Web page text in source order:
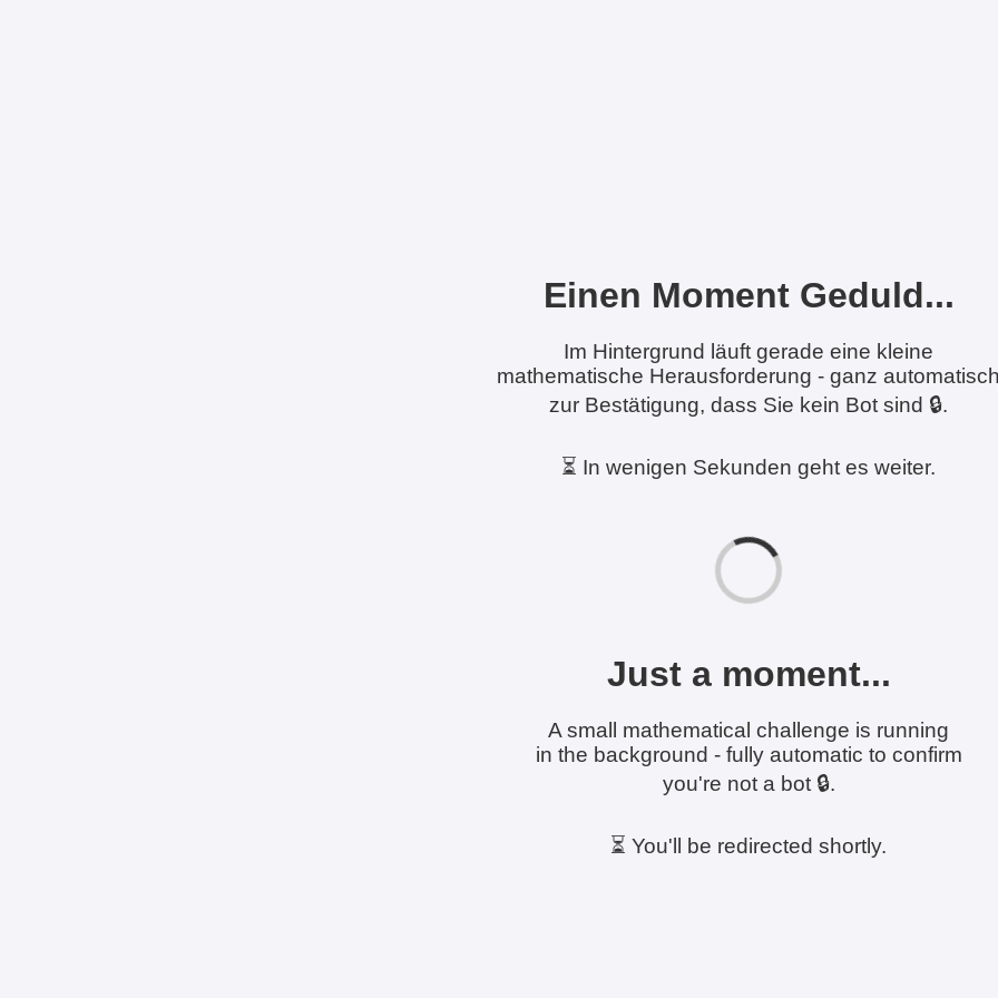
Einen Moment Geduld...
Im Hintergrund läuft gerade eine kleine
mathematische Herausforderung - ganz
zur Bestätigung, dass Sie kein Bot sind 🔒.
⏳ In wenigen Sekunden geht es weiter.
Just a moment...
A small mathematical challenge is running
in the background - fully automatic to confirm
you're not a bot 🔒.
⏳ You'll be redirected shortly.